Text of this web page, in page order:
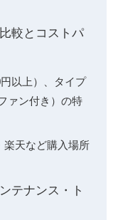
較とコストパ
以上）、タイプ
ァン付き）の特
楽天など購入場所
テナンス・ト